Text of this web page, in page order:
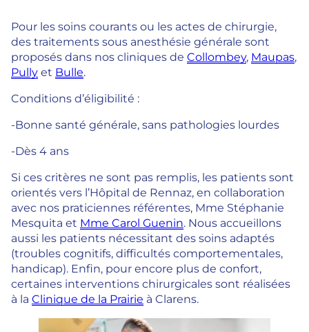
Pour les soins courants ou les actes de chirurgie,
des traitements sous anesthésie générale sont
proposés dans nos cliniques de Collombey, Maupas,
Pully et Bulle.
Conditions d’éligibilité :
-Bonne santé générale, sans pathologies lourdes
-Dès 4 ans
Si ces critères ne sont pas remplis, les patients sont
orientés vers l’Hôpital de Rennaz, en collaboration
avec nos praticiennes référentes, Mme Stéphanie
Mesquita et Mme Carol Guenin. Nous accueillons
aussi les patients nécessitant des soins adaptés
(troubles cognitifs, difficultés comportementales,
handicap). Enfin, pour encore plus de confort,
certaines interventions chirurgicales sont réalisées
à la Clinique de la Prairie à Clarens.